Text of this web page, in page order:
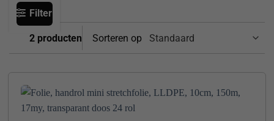
Filter
2 producten Sorteren op